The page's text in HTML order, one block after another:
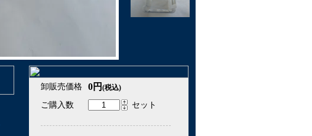
卸販売価格 0円 (税込)
ご購入数 セット